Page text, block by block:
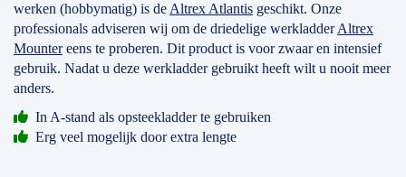
werken (hobbymatig) is de Altrex Atlantis geschikt. Onze
professionals adviseren wij om de driedelige werkladderAltrex
Mountereens te proberen. Dit product is voor zwaar en intensief
gebruik. Nadat u deze werkladder gebruikt heeft wilt u nooit meer
anders.
In A-stand als opsteekladder te gebruiken
Erg veel mogelijk door extra lengte